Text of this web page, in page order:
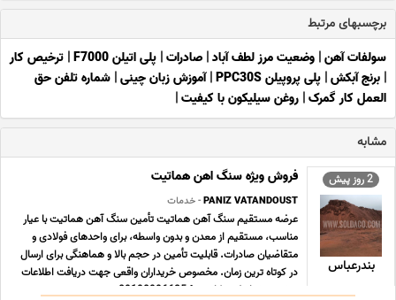
برچسبهای مرتبط
سولفات آهن| وضعیت مرز لطف آباد| صادرات| پلی اتیلن F7000 | ترخیص کار
| برنج آبکش| پلی پروپیلن PPC30S |آموزش زبان چینی| شماره تلفن حق
العمل کار گمرک| روغن سیلیکون با کیفیت|
مشابه
2 روز پیش
بندرعباس
فروش ویژه سنگ اهن هماتیت
PANIZ VATANDOUST- خدمات
عرضه مستقیم سنگ آهن هماتیت تأمین سنگ آهن هماتیت با عیار
مناسب، مستقیم از معدن و بدون واسطه، برای واحدهای فولادی و
متقاضیان صادرات. قابلیت تأمین در حجم بالا و هماهنگی برای ارسال
در کوتاه ترین زمان. مخصوص خریداران واقعی جهت دریافت اطلاعات
بیشتر و شرایط همکاری 📞 09190996625 ... ...